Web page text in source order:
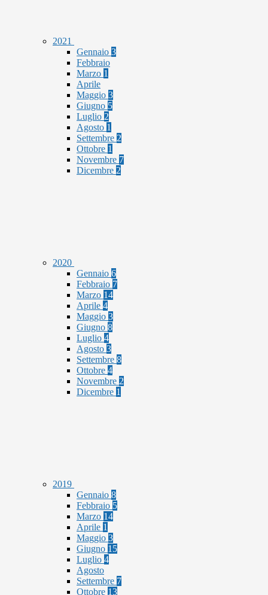
2021
Gennaio 3
Febbraio
Marzo 1
Aprile
Maggio 3
Giugno 5
Luglio 2
Agosto 1
Settembre 2
Ottobre 1
Novembre 7
Dicembre 2
2020
Gennaio 6
Febbraio 7
Marzo 14
Aprile 4
Maggio 3
Giugno 8
Luglio 4
Agosto 3
Settembre 8
Ottobre 4
Novembre 2
Dicembre 1
2019
Gennaio 8
Febbraio 5
Marzo 14
Aprile 1
Maggio 3
Giugno 15
Luglio 4
Agosto
Settembre 7
Ottobre 13